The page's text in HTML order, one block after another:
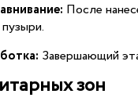
После
Завершающий
зон